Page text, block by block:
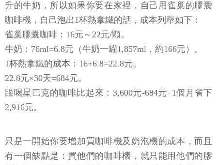
升的牛奶，所以如果你要在家裡，自己用雀巢的膠囊
咖啡機，自己泡出1杯熱拿鐵的話，成本列舉如下：
雀巢膠囊咖啡：16元～22元/顆。
牛奶：76ml=6.8元（牛奶一罐1,857ml，約166元）。
1杯熱拿鐵的成本：16+6.8=22.8元。
22.8元×30天=684元。
跟喝星巴克的咖啡比起來：3,600元-684元=1個月省下
2,916元。
只是一開始你要增加買咖啡機及奶泡機的成本，而且
有一個缺點是：買他們的咖啡機，就只能用他們的膠